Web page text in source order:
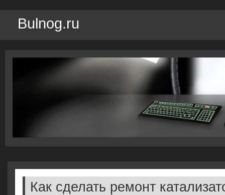
Bulnog.ru
Как сделать ремонт